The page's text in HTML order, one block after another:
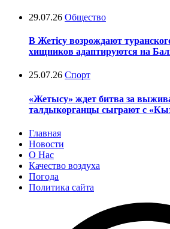
29.07.26 Общество
В Жетісу возрождают
хищников адаптируются на
25.07.26 Спорт
«Жетысу» ждет битва за
талдыкорганцы сыграют с
Главная
Новости
О Нас
Качество воздуха
Погода
Политика сайта